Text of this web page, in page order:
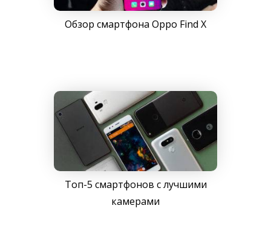
Обзор смартфона Oppo Find X
Топ-5 смартфонов с лучшими
камерами